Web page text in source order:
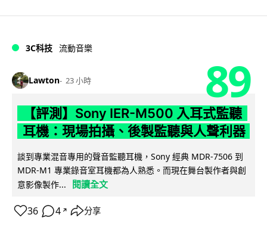
3C科技 流動音樂
Lawton 23 小時 89
【評測】Sony IER-M500 入耳式監聽
耳機：現場拍攝、後製監聽與人聲利器
談到專業混音專用的聲音監聽耳機，Sony 經典 MDR-7506 到
MDR-M1 專業錄音室耳機都為人熟悉。而現在舞台製作者與創
意影像製作...
閱讀全文
36 4 ↗ 分享